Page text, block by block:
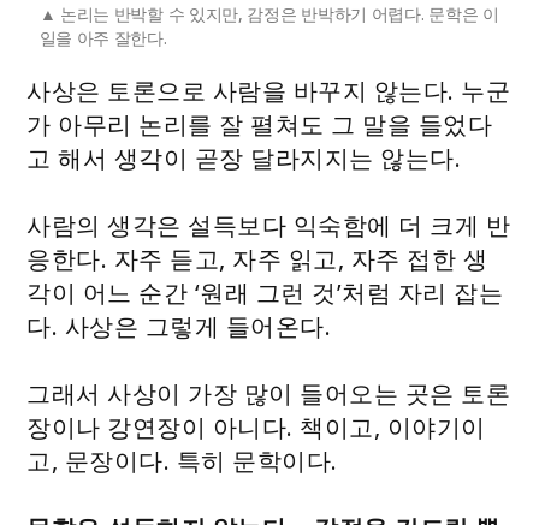
논리는 반박할 수 있지만, 감정은 반박하기 어렵다. 문학은 이
일을 아주 잘한다.
사상은 토론으로 사람을 바꾸지 않는다. 누군
가 아무리 논리를 잘 펼쳐도 그 말을 들었다
고 해서 생각이 곧장 달라지지는 않는다.
사람의 생각은 설득보다 익숙함에 더 크게 반
응한다. 자주 듣고, 자주 읽고, 자주 접한 생
각이 어느 순간 ‘원래 그런 것’처럼 자리 잡는
다. 사상은 그렇게 들어온다.
그래서 사상이 가장 많이 들어오는 곳은 토론
장이나 강연장이 아니다. 책이고, 이야기이
고, 문장이다. 특히 문학이다.